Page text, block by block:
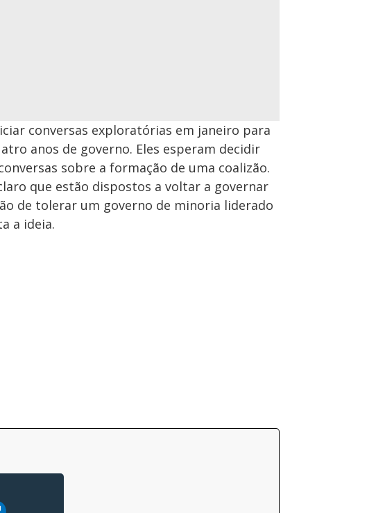
conversas exploratórias em janeiro para
anos de governo. Eles esperam decidir
sobre a formação de uma coalizão.
que estão dispostos a voltar a governar
de tolerar um governo de minoria liderado
a ideia.